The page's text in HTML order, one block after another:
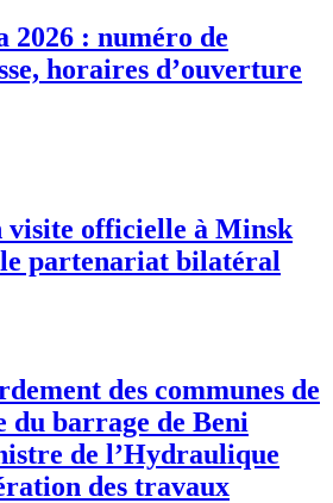
2026 : numéro de
horaires d’ouverture
visite officielle à Minsk
partenariat bilatéral
des communes de
du barrage de Beni
de l’Hydraulique
des travaux